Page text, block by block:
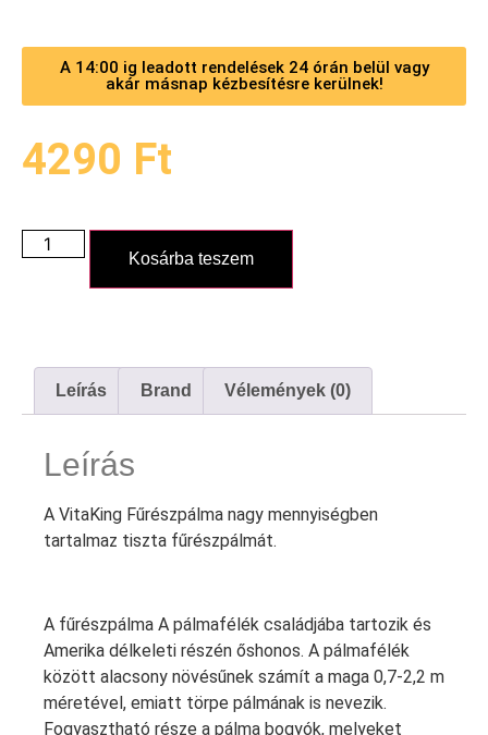
A 14:00 ig leadott rendelések 24 órán belül vagy
akár másnap kézbesítésre kerülnek!
4290 Ft
Kosárba teszem
Leírás Brand Vélemények (0)
Leírás
A VitaKing Fűrészpálma nagy mennyiségben
tartalmaz tiszta fűrészpálmát.
A fűrészpálma A pálmafélék családjába tartozik és
Amerika délkeleti részén őshonos. A pálmafélék
között alacsony növésűnek számít a maga 0,7-2,2 m
méretével, emiatt törpe pálmának is nevezik.
Fogyasztható része a pálma bogyók, melyeket